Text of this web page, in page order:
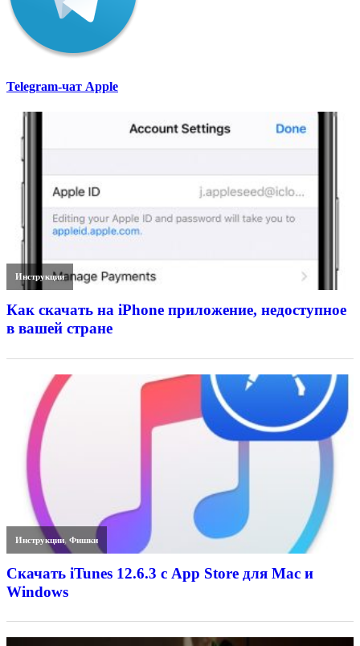
Telegram-чат Apple
Инструкции
Как скачать на iPhone приложение, недоступное
в вашей стране
Инструкции,Фишки
Скачать iTunes 12.6.3 с App Store для Mac и
Windows